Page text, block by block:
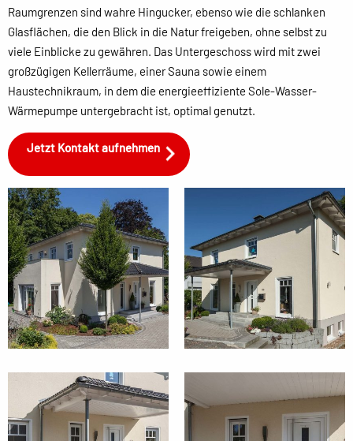
Raumgrenzen sind wahre Hingucker, ebenso wie die schlanken
Glasflächen, die den Blick in die Natur freigeben, ohne selbst zu
viele Einblicke zu gewähren. Das Untergeschoss wird mit zwei
großzügigen Kellerräume, einer Sauna sowie einem
Haustechnikraum, in dem die energieeffiziente Sole-Wasser-
Wärmepumpe untergebracht ist, optimal genutzt.
Jetzt Kontakt aufnehmen